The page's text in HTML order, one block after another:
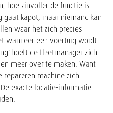
hoe zinvoller de functie is.
gaat kapot, maar niemand kan
waar het zich precies
wanneer een voertuig wordt
hoeft de fleetmanager zich
meer over te maken. Want
machine zich
exacte locatie-informatie